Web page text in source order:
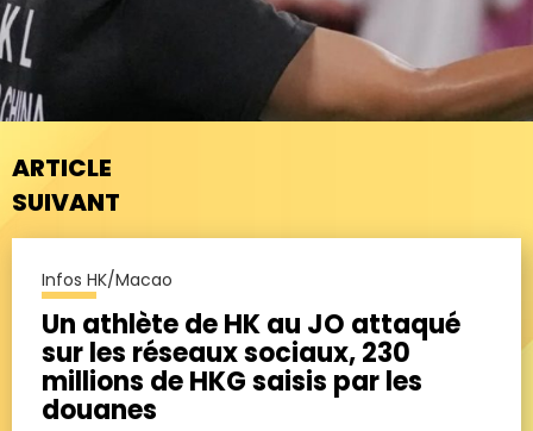
ARTICLE
SUIVANT
Infos HK/Macao
Un athlète de HK au JO attaqué
sur les réseaux sociaux, 230
millions de HKG saisis par les
douanes